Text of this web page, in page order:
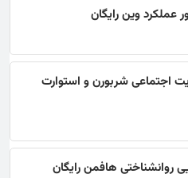
عملکرد وین رایگان
اجتماعی شربورن و استوارت
روانشناختی هافمن رایگان